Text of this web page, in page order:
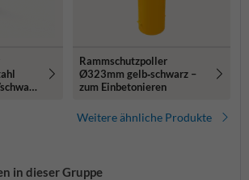
Rammschutzpoller
Ø323mm gelb‑schwarz –
zum Einbetonieren
Weitere ähnliche Produkte
in dieser Gruppe